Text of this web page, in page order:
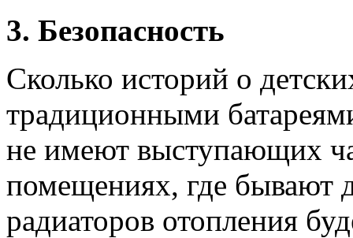
3. Безопасность
Сколько историй о
традиционными
не имеют выступающих
помещениях, где бывают
радиаторов отопления